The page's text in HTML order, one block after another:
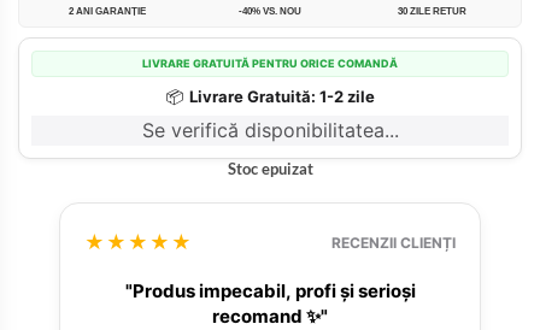
2 ANI GARANȚIE -40% VS. NOU 30 ZILE RETUR
LIVRARE GRATUITĂ PENTRU ORICE COMANDĂ
📦 Livrare Gratuită: 1-2 zile
Se verifică disponibilitatea...
Stoc epuizat
★★★★★ RECENZII CLIENȚI
"Produs impecabil, profi și serioși
recomand ✨"